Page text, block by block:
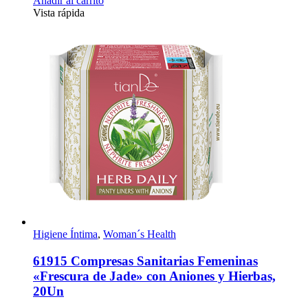
Vista rápida
Higiene Íntima, Woman´s Health
61915 Compresas Sanitarias Femeninas
«Frescura de Jade» con Aniones y Hierbas,
20Un